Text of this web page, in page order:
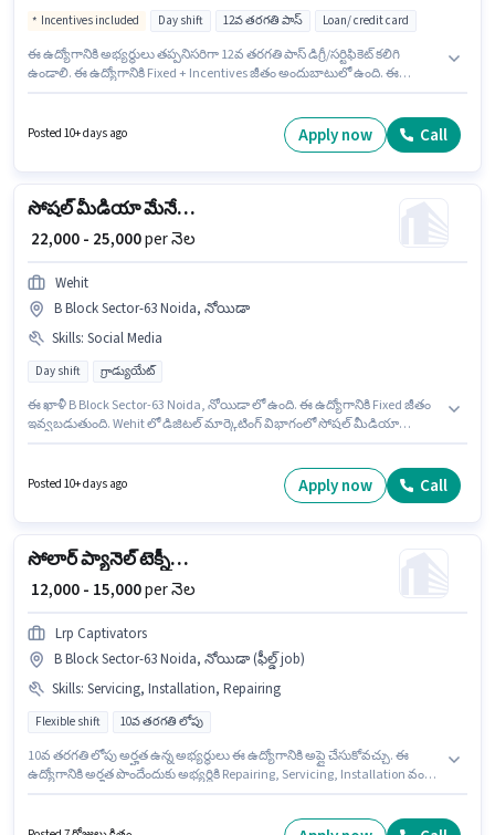
Incentives included Day shift 12వ తరగతి పాస్ Loan/ credit card
ఈ ఉద్యోగానికి అభ్యర్థులు తప్పనిసరిగా 12వ తరగతి పాస్ డిగ్రీ/సర్టిఫికెట్ కలిగి
ఉండాలి. ఈ ఉద్యోగానికి Fixed + Incentives జీతం అందుబాటులో ఉంది. ఈ
Corporation టెలిసెల్స్ / టెలిమార్కెటింగ్ విభాగంలో ఫైనాన్షియల్ సర్వీస్ సేల్స్
అసోసియేట్ ఉద్యోగానికి క్రియాశీలకంగా నియామకం జరుగుతోంది. ఈ ఉద్యోగానికి
Posted 10+ days ago Apply now Call
సోషల్ మీడియా మేనేజర్
₹ 22,000 - 25,000per నెల
Wehit
B Block Sector-63 Noida, నోయిడా
Skills: Social Media
Day shift గ్రాడ్యుయేట్
ఈ ఖాళీ B Block Sector-63 Noida, నోయిడా లో ఉంది. ఈ ఉద్యోగానికి Fixed జీతం
ఇవ్వబడుతుంది. Wehit లో డిజిటల్ మార్కెటింగ్ విభాగంలో సోషల్ మీడియా
Full Time ఉద్యోగం, ఇందులో DAY shift మరియు వారానికి 6 days working
Posted 10+ days ago Apply now Call
సోలార్ ప్యానెల్ టెక్నీషియన్
₹ 12,000 - 15,000per నెల
Lrp Captivators
B Block Sector-63 Noida, నోయిడా (ఫీల్డ్ job)
Skills: Servicing, Installation, Repairing
Flexible shift 10వ తరగతి లోపు
10వ తరగతి లోపు అర్హత ఉన్న అభ్యర్థులు ఈ ఉద్యోగానికి అప్లై చేసుకోవచ్చు. ఈ
ఉద్యోగానికి అర్హత పొందేందుకు అభ్యర్థికి Repairing, Servicing, Installation వంటి